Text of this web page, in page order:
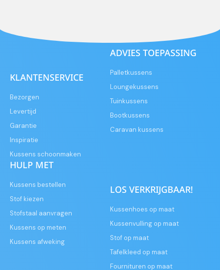
KLANTENSERVICE
Bezorgen
Levertijd
Garantie
Inspiratie
Kussens schoonmaken
ADVIES TOEPASSING
Palletkussens
Loungekussens
Tuinkussens
Bootkussens
Caravan kussens
HULP MET
Kussens bestellen
Stof kiezen
Stofstaal aanvragen
Kussens op meten
Kussens afweking
LOS VERKRIJGBAAR!
Kussenhoes op maat
Kussenvulling op maat
Stof op maat
Tafelkleed op maat
Fournituren op maat